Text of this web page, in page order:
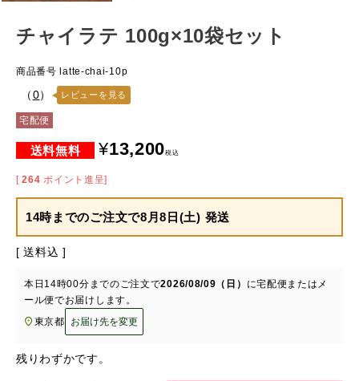
チャイラテ 100g×10袋セット
商品番号 latte-chai-10p
（0） レビューを見る
宅配便
¥13,200税込
[ 264 ポイント進呈]
14時までのご注文で8月8日(土) 発送
送料込
本日 14時00分 までのご注文で2026/08/09（日） に宅配便またはメ
ール便でお届けします。
東京都
お届け先を変更
残りわずかです。